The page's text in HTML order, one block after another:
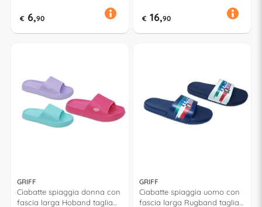
€ 6,90 € 16,90
GRIFF
Ciabatte spiaggia donna con
fascia larga Hoband taglia
GRIFF
Ciabatte spiaggia uomo con
fascia larga Rugband taglia